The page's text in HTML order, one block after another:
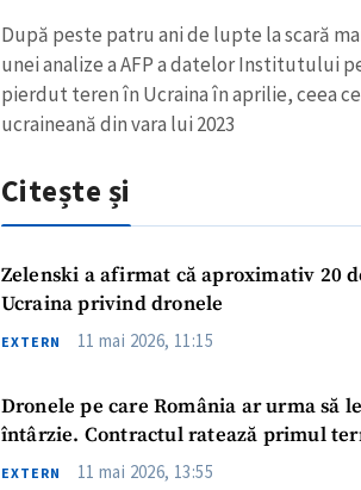
După peste patru ani de lupte la scară
unei analize a AFP a datelor Institutului
pierdut teren în Ucraina în aprilie, ceea
ucraineană din vara lui 2023
Citește și
Zelenski a afirmat că aproximativ 20
Ucraina privind dronele
EXTERN 11 mai 2026, 11:15
Dronele pe care România ar urma să
întârzie. Contractul ratează primul
EXTERN 11 mai 2026, 13:55
Fotografie